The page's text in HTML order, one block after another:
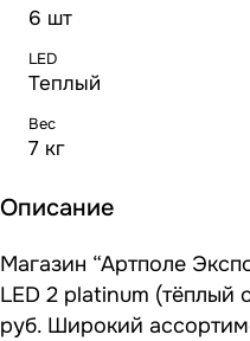
6 шт
LED
Теплый
Вес
7 кг
Описание
Магазин “Артполе
LED 2 platinum (тёплый
руб. Широкий